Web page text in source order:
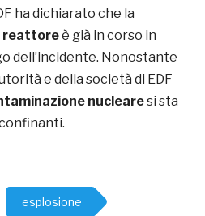
ha dichiarato che la
reattoreè già in corso in
dell’incidente. Nonostante
e della società di EDF
nuclearesi sta
esplosione